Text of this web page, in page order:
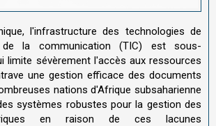
l'infrastructure des technologies de
la communication (TIC) est sous-
limite sévèrement l'accès aux ressources
une gestion efficace des documents
nations d'Afrique subsaharienne
systèmes robustes pour la gestion des
en raison de ces lacunes